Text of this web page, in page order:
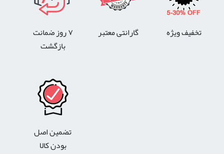
تخفیف ویژه گارانتی معتبر
۷ روز ضمانت
بازگشت
تضمین اصل
بودن کالا